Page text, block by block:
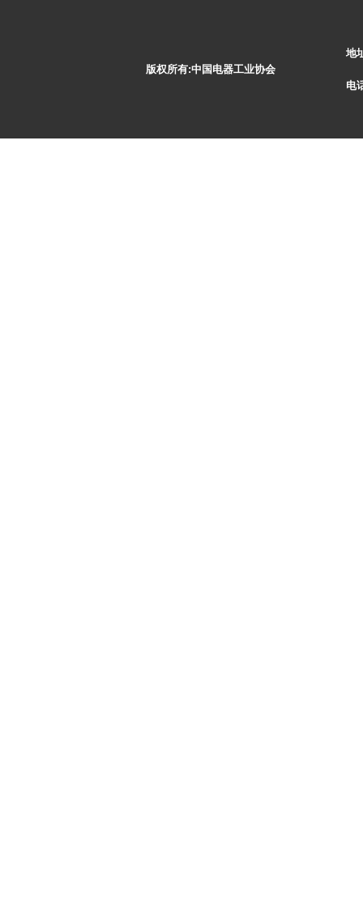
版权所有:中国电器工业协会
地
电